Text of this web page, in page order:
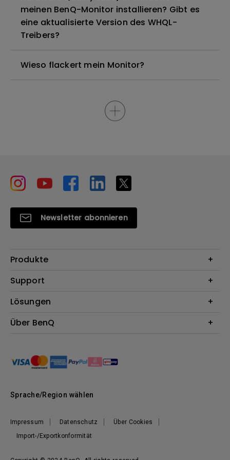
meinen BenQ-Monitor installieren? Gibt es
eine aktualisierte Version des WHQL-
Treibers?
Wieso flackert mein Monitor?
Newsletter abonnieren
Produkte
Beamer
Lampen
Webcams
Support
Kontakt
Reparaturservice
BenQ Blog
Lösungen
Für Unternehmen
Über BenQ
Nachhaltigkeit
News
Impressum Datenschutz
Über Cookies
Import-/Exportkonformität
Sprache/Region wählen